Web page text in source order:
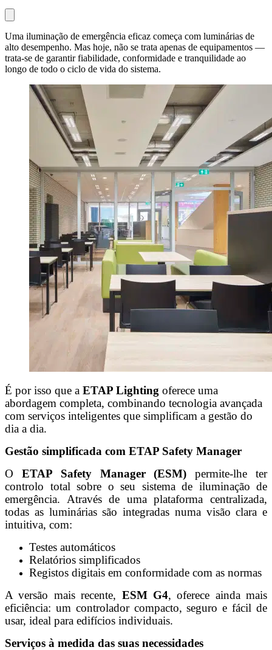
Uma iluminação de emergência eficaz começa com luminárias de
alto desempenho. Mas hoje, não se trata apenas de equipamentos —
trata-se de garantir fiabilidade, conformidade e tranquilidade ao
longo de todo o ciclo de vida do sistema.
É por isso que a ETAP Lighting oferece uma
abordagem completa, combinando tecnologia avançada
com serviços inteligentes que simplificam a gestão do
dia a dia.
Gestão simplificada com ETAP Safety Manager
O ETAP Safety Manager (ESM) permite-lhe ter
controlo total sobre o seu sistema de iluminação de
emergência. Através de uma plataforma centralizada,
todas as luminárias são integradas numa visão clara e
intuitiva, com:
Testes automáticos
Relatórios simplificados
Registos digitais em conformidade com as normas
A versão mais recente, ESM G4, oferece ainda mais
eficiência: um controlador compacto, seguro e fácil de
usar, ideal para edifícios individuais.
Serviços à medida das suas necessidades